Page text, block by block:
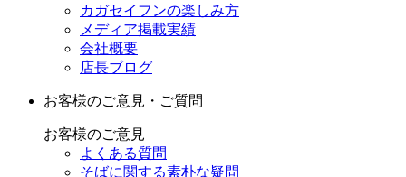
カガセイフンの楽しみ方
メディア掲載実績
会社概要
店長ブログ
お客様のご意見・ご質問
お客様のご意見
よくある質問
そばに関する素朴な疑問